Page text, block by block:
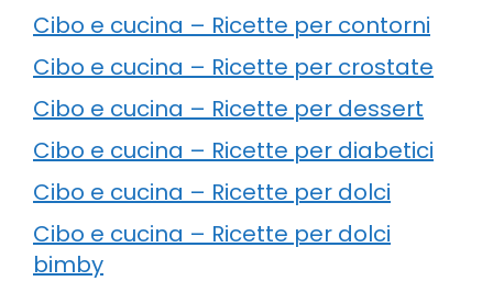
Cibo e cucina – Ricette per contorni
Cibo e cucina – Ricette per crostate
Cibo e cucina – Ricette per dessert
Cibo e cucina – Ricette per diabetici
Cibo e cucina – Ricette per dolci
Cibo e cucina – Ricette per dolci
bimby